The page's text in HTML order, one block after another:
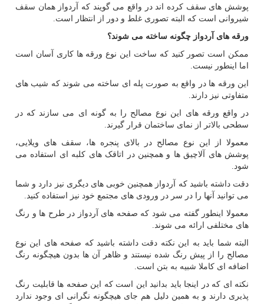
پوشش های سقف کرده اند در واقع می گویند که آردواز همان سقف
شیروانی است که البته تصوری غلط و دور از انتظار است.
ورقه های آردواز چگونه ساخته می شوند؟
ممکن است تصور کنید که ساخت این نوع ورقه ها کاری آسان است
اما اینطور نیست.
این ورقه ها در واقع به صورت پله ای ساخته می شوند که شیب های
متفاوتی نیز دارند.
در واقع ورقه های این نوع مصالح را به گونه ای می سازند که در
سطحی بالاتر از نمای ساختمان قرار گیرند.
معمولا از این نوع مصالح در بالای پنجره ها، سقف های ویلایی،
پوشش های آلاچیق ها و همچنین در اتاقک های کلبه ای استفاده می
شود.
دقت داشته باشید که آردواز همچنین خوبی های دیگری نیز دارد و شما
می توانید آنها را در سر در ورودی های مجتمع خود نیز استفاده کنید.
معمولا اینطور گفته می شود که صفحه های آردواز در طرح ها و رنگ
های مختلفی ارائه می شوند.
البته شما باید به این نکته دقت داشته باشید که صفحه های این نوع
مصالح را از پیش رنگ شده نیستند و ظاهر آن ها بدون هیچگونه رنگ
اضافه ای کاملا شبیه به بتن است.
نکته ای که در اینجا باید بدانید این است که این صفحه ها قابلیت رنگ
پذیری دارند و به همین دلیل هم جای هیچگونه نگرانی ای وجود ندارد